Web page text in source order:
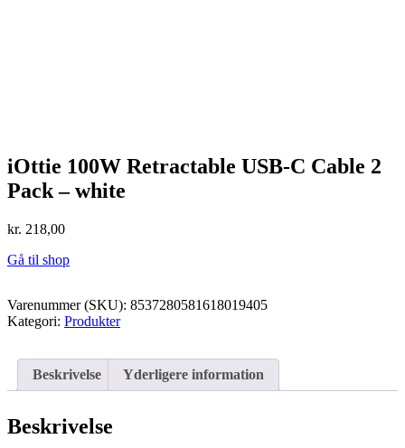
iOttie 100W Retractable USB-C Cable 2
Pack – white
kr. 218,00
Gå til shop
Varenummer (SKU): 8537280581618019405
Kategori: Produkter
Beskrivelse Yderligere information
Beskrivelse